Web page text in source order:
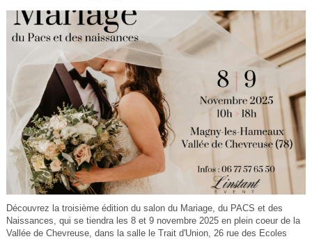
Découvrez la troisième édition du salon du Mariage, du PACS et des
Naissances, qui se tiendra les 8 et 9 novembre 2025 en plein coeur de la
Vallée de Chevreuse, dans la salle le Trait d'Union, 26 rue des Ecoles